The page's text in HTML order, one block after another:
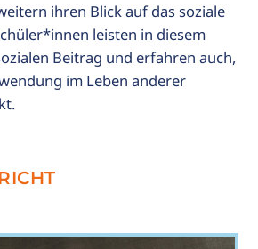
ihren Blick auf das soziale
leisten in diesem
Beitrag und erfahren auch,
im Leben anderer